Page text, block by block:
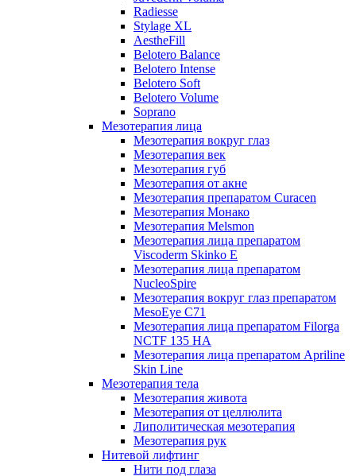
Radiesse
Stylage XL
AestheFill
Belotero Balance
Belotero Intense
Belotero Soft
Belotero Volume
Soprano
Мезотерапия лица
Мезотерапия вокруг глаз
Мезотерапия век
Мезотерапия губ
Мезотерапия от акне
Мезотерапия препаратом Curacen
Мезотерапия Монако
Мезотерапия Melsmon
Мезотерапия лица препаратом
Viscoderm Skinko E
Мезотерапия лица препаратом
NucleoSpire
Мезотерапия вокруг глаз препаратом
MesoEye С71
Мезотерапия лица препаратом Filorga
NCTF 135 HA
Мезотерапия лица препаратом Apriline
Skin Line
Мезотерапия тела
Мезотерапия живота
Мезотерапия от целлюлита
Липолитическая мезотерапия
Мезотерапия рук
Нитевой лифтинг
Нити под глаза